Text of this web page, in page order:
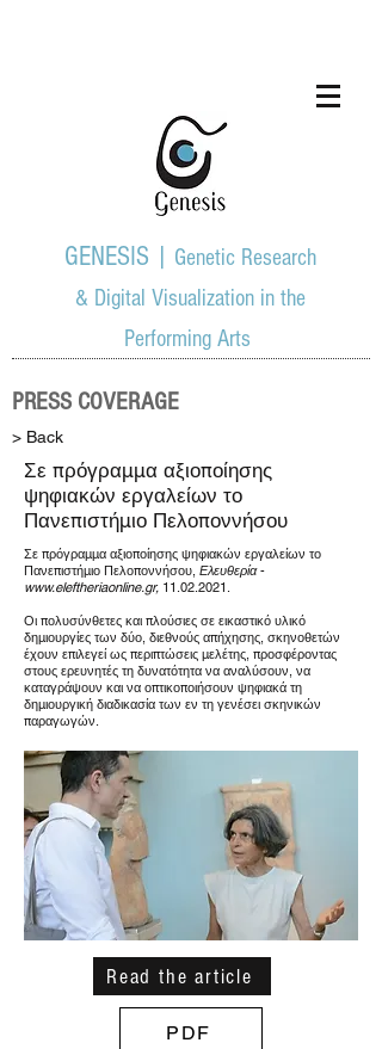
GENESIS | Genetic Research
& Digital Visualization in the
Performing Arts
PRESS COVERAGE
> Back
Σε πρόγραμμα αξιοποίησης
ψηφιακών εργαλείων το
Πανεπιστήμιο Πελοποννήσου
Σε πρόγραμμα αξιοποίησης ψηφιακών εργαλείων το
Πανεπιστήμιο Πελοποννήσου, Ελευθερία-
www.eleftheriaonline.gr, 11.02.2021 .
Οι πολυσύνθετες και πλούσιες σε εικαστικό υλικό
δημιουργίες των δύο, διεθνούς απήχησης, σκηνοθετών
έχουν επιλεγεί ως περιπτώσεις μελέτης, προσφέροντας
στους ερευνητές τη δυνατότητα να αναλύσουν, να
καταγράψουν και να οπτικοποιήσουν ψηφιακά τη
δημιουργική διαδικασία των εν τη γενέσει σκηνικών
παραγωγών.
Read the article
PDF